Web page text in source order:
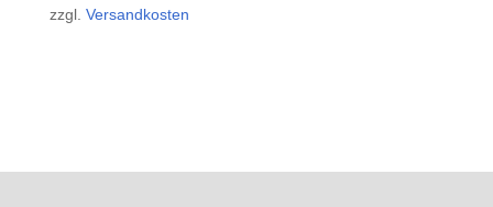
zzgl. Versandkosten